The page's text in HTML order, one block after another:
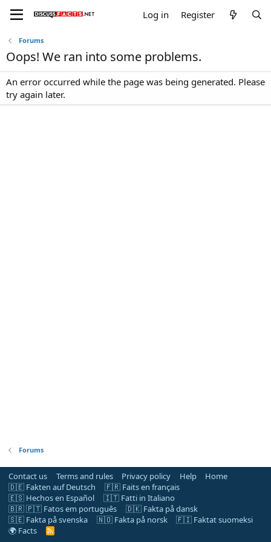
Log in Register
Forums
Oops! We ran into some problems.
An error occurred while the page was being generated. Please
try again later.
Forums
Contact us Terms and rules Privacy policy Help
Home
🇩🇪 Fakten auf Deutsch
🇫🇷 Faits en français
🇪🇸 Hechos en Español
🇮🇹 Fatti in Italiano
🇧🇷 🇵🇹 Fatos em português
🇩🇰 Fakta på dansk
🇸🇪 Fakta på svenska
🇳🇴 Fakta på norsk
🇫🇮 Faktat suomeksi
🌍 Facts
R